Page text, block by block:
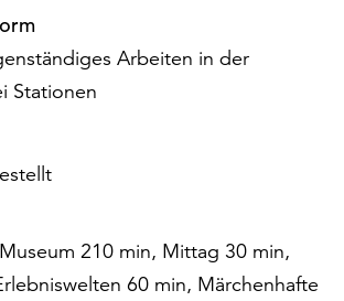
Arbeiten in der
Stationen
210 min, Mittag 30 min,
60 min, Märchenhafte